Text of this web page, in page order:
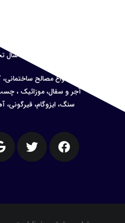
مصالح
تهران ، پخش کلیه مصالح
پخش انواع مصالح
آجر و سفال، موزائیک ،
سنگ، ایزوگام، قیرگونی،